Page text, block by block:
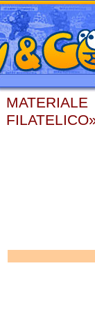
MATERIALE